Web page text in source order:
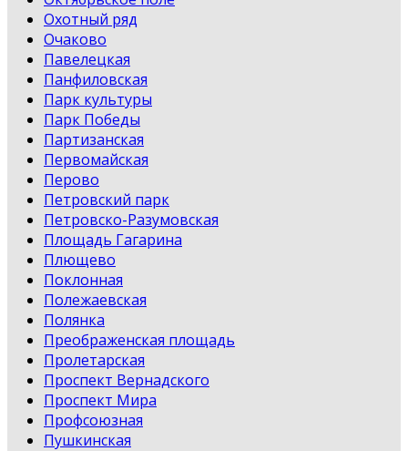
Охотный ряд
Очаково
Павелецкая
Панфиловская
Парк культуры
Парк Победы
Партизанская
Первомайская
Перово
Петровский парк
Петровско-Разумовская
Площадь Гагарина
Плющево
Поклонная
Полежаевская
Полянка
Преображенская площадь
Пролетарская
Проспект Вернадского
Проспект Мира
Профсоюзная
Пушкинская